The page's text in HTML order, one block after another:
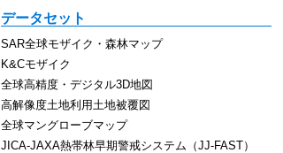
データセット
SAR全球モザイク・森林マップ
K&Cモザイク
全球高精度・デジタル3D地図
高解像度土地利用土地被覆図
全球マングローブマップ
JICA-JAXA熱帯林早期警戒システム（JJ-FAST）